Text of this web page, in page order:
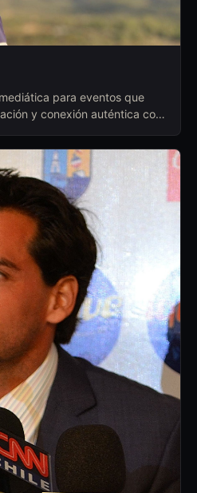
para eventos que
y conexión auténtica con